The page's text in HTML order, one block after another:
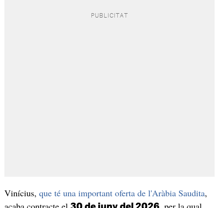
Vinícius, que té una important oferta de l'Aràbia Saudita,